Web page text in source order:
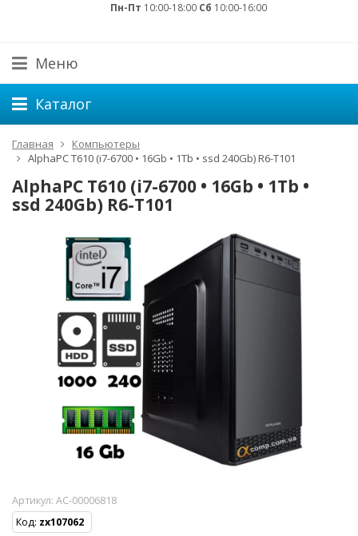
Пн-Пт 10:00-18:00 Сб 10:00-16:00
Меню
Каталог
Главная
Компьютеры
AlphaPC T610 (i7-6700 • 16Gb • 1Tb • ssd 240Gb) R6-T101
AlphaPC T610 (i7-6700 • 16Gb • 1Tb •
ssd 240Gb) R6-T101
Артикул: AC-00006818
Код: zx107062